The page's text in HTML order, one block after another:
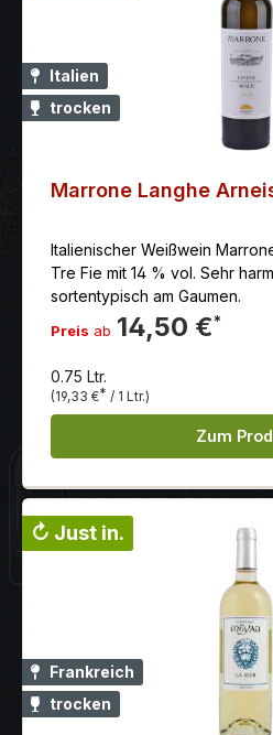
Italien
trocken
Marrone Langhe
Italienischer Weißwein
Tre Fie mit 14 % vol. Sehr
sortentypisch am Gaumen.
Preis ab 14,50 €*
0.75 Ltr.
(19,33 €* / 1 Ltr.)
Zum
↻ Just in.
Frankreich
trocken